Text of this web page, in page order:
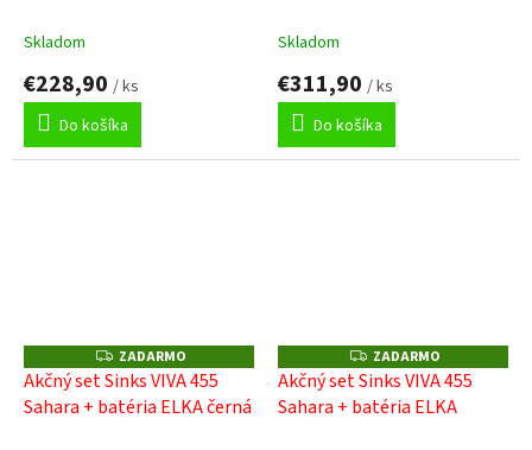
Skladom
€228,90 / ks
Do košíka
Skladom
€311,90 / ks
Do košíka
Z
A
D
A
ZADARMO
Akčný set Sinks VIVA 455
Sahara + batéria ELKA černá
Z
A
D
A
ZADARMO
Akčný set Sinks VIVA 455
Sahara + batéria ELKA